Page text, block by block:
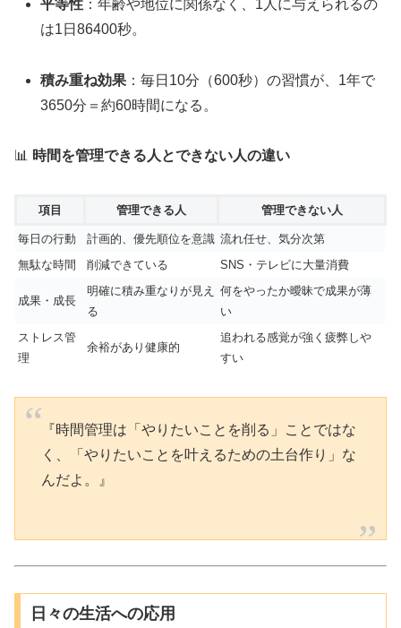
平等性 ：年齢や地位に関係なく、1人に与えられるの
は1日86400秒。
積み重ね効果 ：毎日10分（600秒）の習慣が、1年で
3650分＝約60時間になる。
📊 時間を管理できる人とできない人の違い
項目 管理できる人 管理できない人
毎日の行動 計画的、優先順位を意識 流れ任せ、気分次第
無駄な時間
削減できている SNS・テレビに大量消費
成果・成長
明確に積み重なりが見え
る
何をやったか曖昧で成果が薄
い
ストレス管
理
余裕があり健康的
追われる感覚が強く疲弊しや
すい
『時間管理は「やりたいことを削る」ことではな
く、「やりたいことを叶えるための土台作り」な
んだよ。』
日々の生活への応用